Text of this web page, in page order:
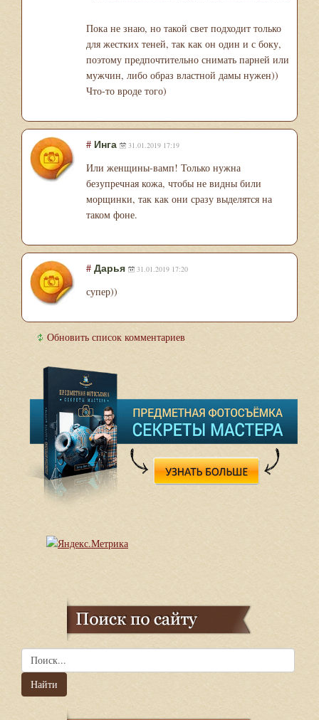
Пока не знаю, но такой свет подходит только
для жестких теней, так как он один и с боку,
поэтому предпочтительно снимать парней или
мужчин, либо образ властной дамы нужен))
Что-то вроде того)
# Инга 31.01.2019 17:19
Или женщины-вамп! Только нужна
безупречная кожа, чтобы не видны били
морщинки, так как они сразу выделятся на
таком фоне.
# Дарья 31.01.2019 17:20
супер))
Обновить список комментариев
Найти